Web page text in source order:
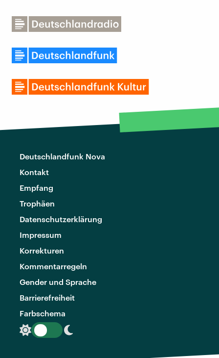
Deutschlandfunk Nova
Kontakt
Empfang
Trophäen
Datenschutzerklärung
Impressum
Korrekturen
Kommentarregeln
Gender und Sprache
Barrierefreiheit
Farbschema